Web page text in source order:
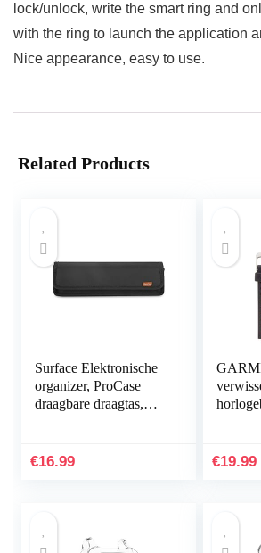
lock/unlock, write the smart ring and
with the ring to launch the application
Nice appearance, easy to use.
Related Products
Surface Elektronische
organizer, ProCase
draagbare draagtas,
voor Microsoft…
€16.99 €19.99